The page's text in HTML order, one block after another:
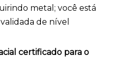
metal; você está
de nível
certificado para o